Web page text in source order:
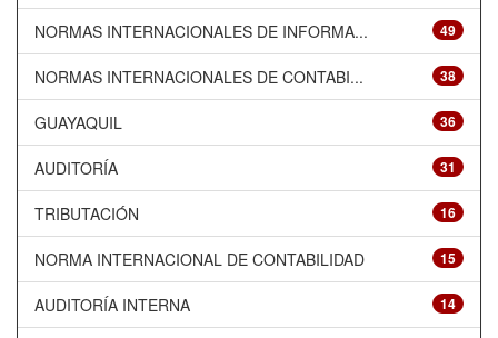
49
NORMAS INTERNACIONALES DE INFORMA...
38
NORMAS INTERNACIONALES DE CONTABI...
36
GUAYAQUIL
31
AUDITORÍA
16
TRIBUTACIÓN
15
NORMA INTERNACIONAL DE CONTABILIDAD
14
AUDITORÍA INTERNA